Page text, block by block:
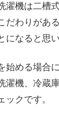
濯機は二槽
わりがあ
なると思い
める場合
濯機、冷蔵
クです。